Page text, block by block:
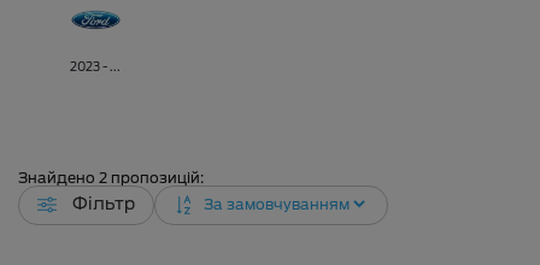
2023 - ...
Знайдено 2 пропозицій:
Фільтр